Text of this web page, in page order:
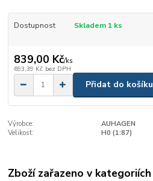
Dostupnost Skladem 1 ks
839,00 Kč/ks
693,39 Kč bez DPH
Přidat do košíku
Výrobce:
AUHAGEN
Velikost:
H0 (1:87)
Zboží zařazeno v kategoriích